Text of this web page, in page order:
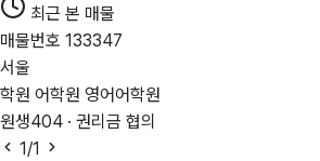
최근 본 매물
매물번호 133347
서울
학원 어학원 영어어학원
원생404 · 권리금 협의
1/1